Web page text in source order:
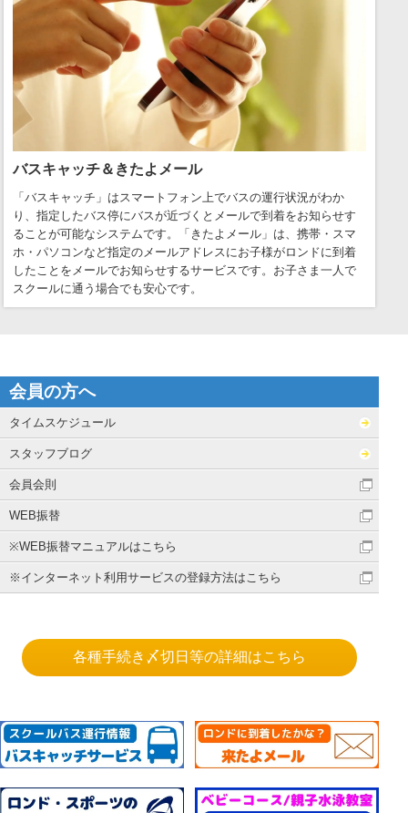
バスキャッチ＆きたよメール
「バスキャッチ」はスマートフォン上でバスの運行状況がわか
り、指定したバス停にバスが近づくとメールで到着をお知らせす
ることが可能なシステムです。「きたよメール」は、携帯・スマ
ホ・パソコンなど指定のメールアドレスにお子様がロンドに到着
したことをメールでお知らせするサービスです。お子さま一人で
スクールに通う場合でも安心です。
会員の方へ
タイムスケジュール
スタッフブログ
会員会則
WEB振替
※WEB振替マニュアルはこちら
※インターネット利用サービスの登録方法はこちら
各種手続き〆切日等の詳細はこちら